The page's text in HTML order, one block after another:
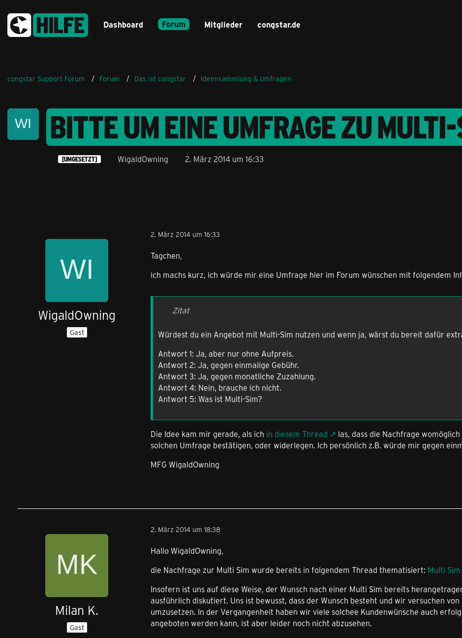
Dashboard Forum Mitglieder congstar.de
congstar Support Forum Forum Das ist congstar Ideensammlung & Umfragen
BITTE UM EINE UMFRAGE ZU
[UMGESETZT] WigaldOwning 2. März 2014 um 16:33
WigaldOwning
Gast
2. März 2014 um 16:33
Tagchen,
ich machs kurz, ich würde mir eine Umfrage hier im Forum wünschen mit folgendem
Zitat
Würdest du ein Angebot mit Multi-Sim nutzen und wenn ja, wärst du bereit dafür
Antwort 1: Ja, aber nur ohne Aufpreis.
Antwort 2: Ja, gegen einmalige Gebühr.
Antwort 3: Ja, gegen monatliche Zuzahlung.
Antwort 4: Nein, brauche ich nicht.
Antwort 5: Was ist Multi-Sim?
Die Idee kam mir gerade, als ich in diesem Thread
las, dass die Nachfrage
solchen Umfrage bestätigen, oder widerlegen. Ich persönlich z.B. würde mir gegen
MFG WigaldOwning
Milan K.
Gast
2. März 2014 um 18:38
Hallo WigaldOwning,
die Nachfrage zur Multi Sim wurde bereits in folgendem Thread thematisiert: Multi Sim
Insofern ist uns auf diese Weise, der Wunsch nach einer Multi Sim bereits
ausführlich diskutiert. Uns ist bewusst, dass der Wunsch besteht und wir versuchen
umzusetzen. In der Vergangenheit haben wir viele solchee Kundenwünsche auch
angeboten werden kann, ist aber leider noch nicht abzusehen.